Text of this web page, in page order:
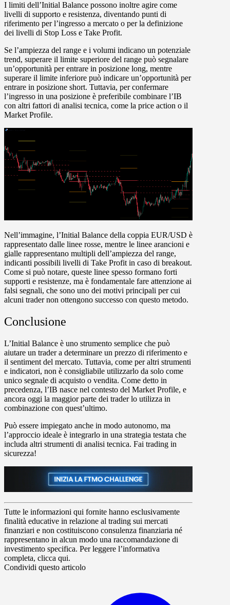
I limiti dell’Initial Balance possono inoltre agire come
livelli di supporto e resistenza, diventando punti di
riferimento per l’ingresso a mercato o per la definizione
dei livelli di Stop Loss e Take Profit.
Se l’ampiezza del range e i volumi indicano un potenziale
trend, superare il limite superiore del range può segnalare
un’opportunità per entrare in posizione long, mentre
superare il limite inferiore può indicare un’opportunità per
entrare in posizione short. Tuttavia, per confermare
l’ingresso in una posizione è preferibile combinare l’IB
con altri fattori di analisi tecnica, come la price action o il
Market Profile.
Nell’immagine, l’Initial Balance della coppia EUR/USD è
rappresentato dalle linee rosse, mentre le linee arancioni e
gialle rappresentano multipli dell’ampiezza del range,
indicanti possibili livelli di Take Profit in caso di breakout.
Come si può notare, queste linee spesso formano forti
supporti e resistenze, ma è fondamentale fare attenzione ai
falsi segnali, che sono uno dei motivi principali per cui
alcuni trader non ottengono successo con questo metodo.
Conclusione
L’Initial Balance è uno strumento semplice che può
aiutare un trader a determinare un prezzo di riferimento e
il sentiment del mercato. Tuttavia, come per altri strumenti
e indicatori, non è consigliabile utilizzarlo da solo come
unico segnale di acquisto o vendita. Come detto in
precedenza, l’IB nasce nel contesto del Market Profile, e
ancora oggi la maggior parte dei trader lo utilizza in
combinazione con quest’ultimo.
Può essere impiegato anche in modo autonomo, ma
l’approccio ideale è integrarlo in una strategia testata che
includa altri strumenti di analisi tecnica. Fai trading in
sicurezza!
Tutte le informazioni qui fornite hanno esclusivamente
finalità educative in relazione al trading sui mercati
finanziari e non costituiscono consulenza finanziaria né
rappresentano in alcun modo una raccomandazione di
investimento specifica. Per leggere l’informativa
completa, clicca qui.
Condividi questo articolo